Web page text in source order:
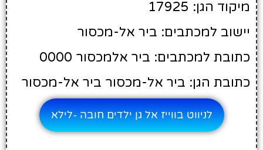
מיקוד הגן: 17925
יישוב למכתבים: ביר אל-מכסור
כתובת למכתבים: ביר אלמכסור 0000
כתובת הגן: ביר אל-מכסור ביר אל-מכסור
לניווט בווייז אל גן ילדים חובה -לילא